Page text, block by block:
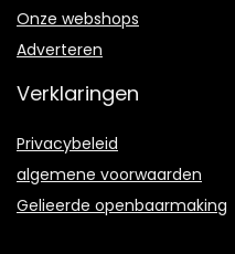
Onze webshops
Adverteren
Verklaringen
Privacybeleid
algemene voorwaarden
Gelieerde openbaarmaking